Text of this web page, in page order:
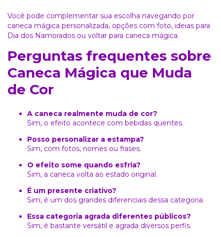
Você pode complementar sua escolha navegando por
caneca mágica personalizada, opções com foto, ideias para
Dia dos Namorados ou voltar para caneca mágica.
Perguntas frequentes sobre
Caneca Mágica que Muda
de Cor
A caneca realmente muda de cor?
Sim, o efeito acontece com bebidas quentes.
Posso personalizar a estampa?
Sim, com fotos, nomes ou frases.
O efeito some quando esfria?
Sim, a caneca volta ao estado original.
É um presente criativo?
Sim, é um dos grandes diferenciais dessa categoria.
Essa categoria agrada diferentes públicos?
Sim, é bastante versátil e agrada diversos perfis.